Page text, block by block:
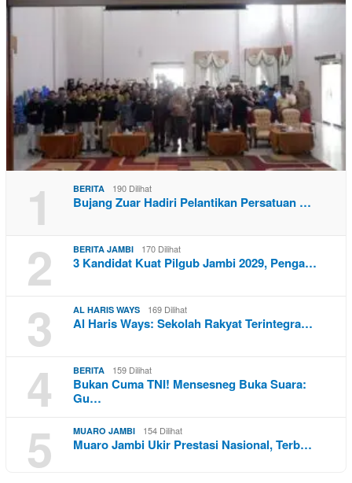
1 BERITA 190 Dilihat
Bujang Zuar Hadiri Pelantikan Persatuan …
2 BERITA JAMBI 170 Dilihat
3 Kandidat Kuat Pilgub Jambi 2029, Penga…
3 AL HARIS WAYS 169 Dilihat
Al Haris Ways: Sekolah Rakyat Terintegra…
4 BERITA 159 Dilihat
Bukan Cuma TNI! Mensesneg Buka Suara:
Gu…
5 MUARO JAMBI 154 Dilihat
Muaro Jambi Ukir Prestasi Nasional, Terb…